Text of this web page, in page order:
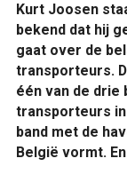
Kurt Joosen
bekend dat hij
gaat over de
transporteurs.
één van de
transporteurs
band met de
België vormt.